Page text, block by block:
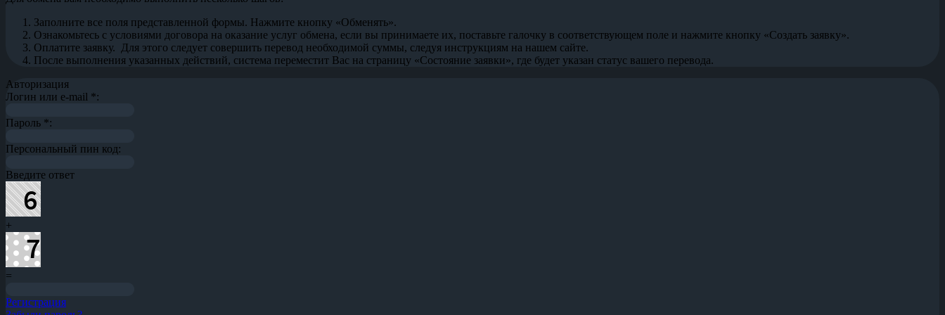
Заполните все поля представленной формы. Нажмите кнопку «Обменять».
Ознакомьтесь с условиями договора на оказание услуг обмена, если вы принимаете их, поставьте галочку в соответствующем поле и нажмите кнопку «Создать заявку».
Оплатите заявку. Для этого следует совершить перевод необходимой суммы, следуя инструкциям на нашем сайте.
После выполнения указанных действий, система переместит Вас на страницу «Состояние заявки», где будет указан статус вашего перевода.
Авторизация
Логин или e-mail *:
Пароль *:
Персональный пин код:
Введите ответ
+
=
Регистрация